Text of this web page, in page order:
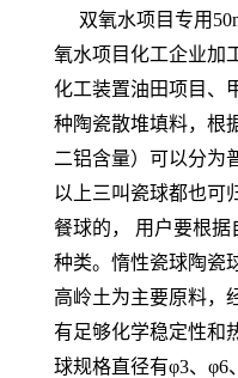
双氧水项目专用
氧水项目化工企业加
化工装置油田项目、
种陶瓷散堆填料，根
二铝含量）可以分为
以上三叫瓷球都也可
餐球的， 用户要根
种类。惰性瓷球陶瓷
高岭土为主要原料，
有足够化学稳定性和
球规格直径有φ3、φ6